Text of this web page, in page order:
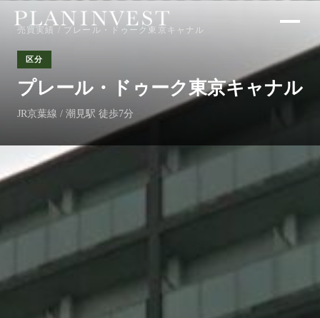
売買実績 / プレール・ドゥーク東京キャナル
区分
プレール・ドゥーク東京キャナル
JR京葉線 / 潮見駅 徒歩7分